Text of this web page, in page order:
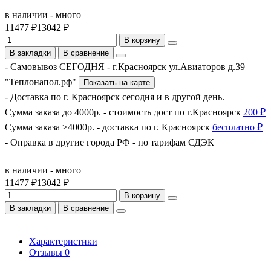
в наличии - много
11477 ₽13042 ₽
В корзину
В закладки
В сравнение
- Самовывоз СЕГОДНЯ - г.Красноярск ул.Авиаторов д.39
"Теплонапол.рф"
Показать на карте
- Доставка по г. Красноярск сегодня и в другой день.
Сумма заказа до 4000р. - стоимость дост по г.Красноярск 200 ₽
Сумма заказа >4000р. - доставка по г. Красноярск бесплатно ₽
- Оправка в другие города РФ - по тарифам СДЭК
в наличии - много
11477 ₽13042 ₽
В корзину
В закладки
В сравнение
Характеристики
Отзывы 0